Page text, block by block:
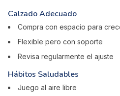
Calzado Adecuado
Compra con espacio para
Flexible pero con soporte
Revisa regularmente el ajuste
Hábitos Saludables
Juego al aire libre